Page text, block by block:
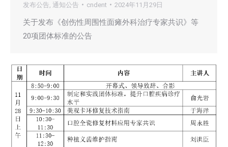
发布公告 通知公告 cndent 2024年11月29日
关于发布《创伤性周围性面瘫外科治疗专家共识》等
20项团体标准的公告